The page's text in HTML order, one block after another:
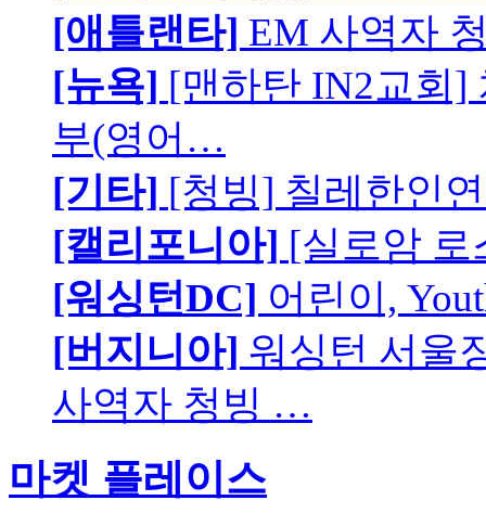
[애틀랜타] EM 사역자
[뉴욕] [맨하탄 IN2교회]
부(영어…
[기타] [청빙] 칠레한인
[캘리포니아] [실로암 로
[워싱턴DC] 어린이,
[버지니아] 워싱턴 서울
사역자 청빙 …
마켓 플레이스